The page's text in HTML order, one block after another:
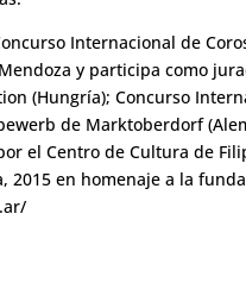
Internacional de
y participa como
(Hungría); Concurso
de Marktoberdorf
el Centro de Cultura de
2015 en homenaje a la